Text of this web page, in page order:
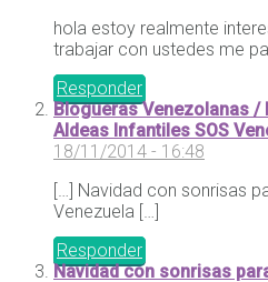
hola estoy realmente
trabajar con ustedes me
Responder
Blogueras Venezolanas /
Aldeas Infantiles SOS
18/11/2014 - 16:48
[…] Navidad con sonrisas
Venezuela […]
Responder
Navidad con sonrisas